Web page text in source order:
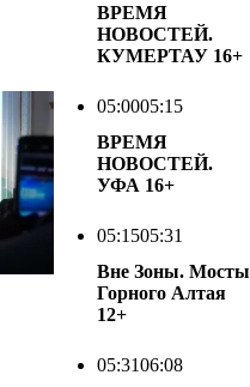
ВРЕМЯ
НОВОСТЕЙ.
КУМЕРТАУ 16+
05:0005:15
ВРЕМЯ
НОВОСТЕЙ.
УФА 16+
05:1505:31
Вне Зоны. Мосты
Горного Алтая
12+
05:3106:08